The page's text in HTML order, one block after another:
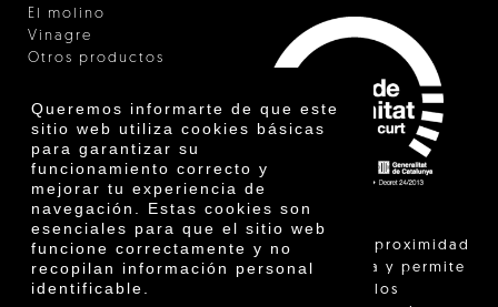
Queremos informarte de que este
sitio web utiliza cookies básicas
para garantizar su
funcionamiento correcto y
mejorar tu experiencia de
navegación. Estas cookies son
esenciales para que el sitio web
funcione correctamente y no
recopilan información personal
identificable.
El molino
Vinagre
Otros productos
Premios
Innovación
"La venta de proximidad
está regulada y permite
identificar a los